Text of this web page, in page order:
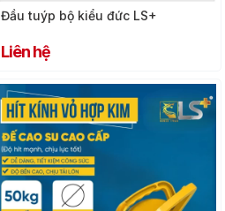
Đầu tuýp bộ kiểu đức LS+
Liên hệ